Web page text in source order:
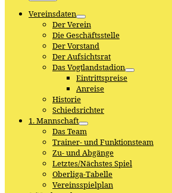
Vereinsdaten
Der Verein
Die Geschäftsstelle
Der Vorstand
Der Aufsichtsrat
Das Vogtlandstadion
Eintrittspreise
Anreise
Historie
Schiedsrichter
1. Mannschaft
Das Team
Trainer- und Funktionsteam
Zu- und Abgänge
Letztes/Nächstes Spiel
Oberliga-Tabelle
Vereinsspielplan